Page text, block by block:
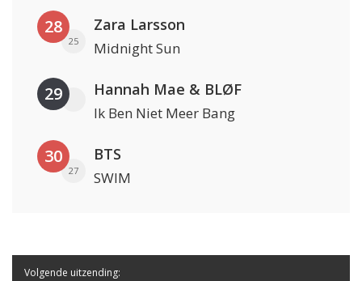
28
25
Zara Larsson
Midnight Sun
29 Hannah Mae & BLØF
Ik Ben Niet Meer Bang
30
27
BTS
SWIM
Volgende uitzending: